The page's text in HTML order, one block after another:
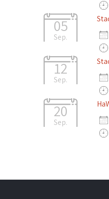
05
Sep.
12
Sep.
20
Sep.